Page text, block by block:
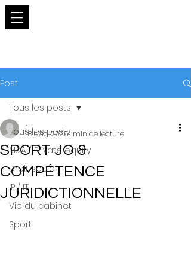
Post
Tous les posts
M&A / Private equity
Droit social
IP / IT
Vie du cabinet
Sport
Tous les posts
SPORT JO &
COMPÉTENCE
JURIDICTIONNELLE
.
18 déc. 20251 min de lecture